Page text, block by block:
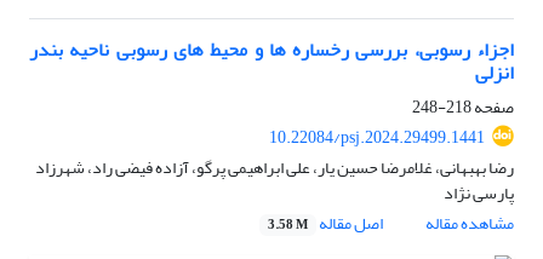
اجزاء رسوبی، بررسی رخساره ها و محیط های رسوبی ناحیه بندر
انزلی
صفحه218-248
10.22084/psj.2024.29499.1441
رضا بهبهانی، غلامرضا حسین یار، علی ابراهیمی پرگو، آزاده فیضی راد، شهرزاد
پارسی نژاد
مشاهده مقاله
اصل مقاله 3.58 M